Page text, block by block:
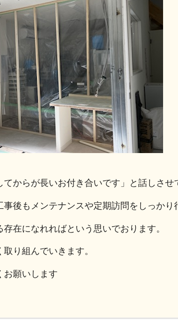
からが長いお付き合いです」と話しさせ
事後もメンテナンスや定期訪問をしっかり
在になれればという思いでおります。
り組んでいきます。
お願いします